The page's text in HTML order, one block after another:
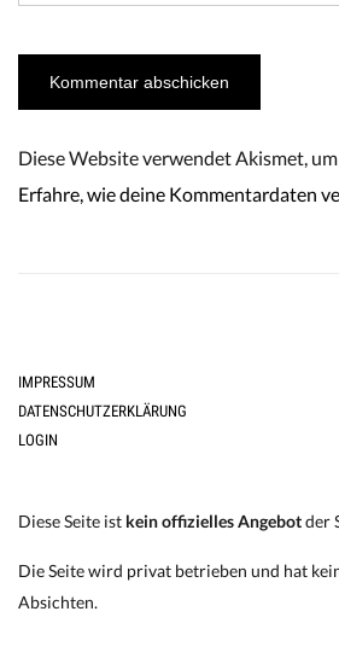
Diese Website verwendet Akismet, um
Erfahre, wie deine Kommentardaten
IMPRESSUM
DATENSCHUTZERKLÄRUNG
LOGIN
Diese Seite ist kein offizielles Angebotder
Die Seite wird privat betrieben und hat
Absichten.